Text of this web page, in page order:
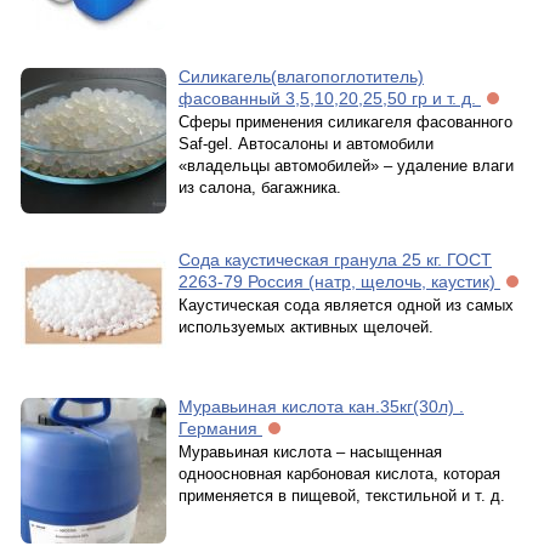
Силикагель(влагопоглотитель)
фасованный 3,5,10,20,25,50 гр и т. д.
Сферы применения силикагеля фасованного
Saf-gel. Автосалоны и автомобили
«владельцы автомобилей» – удаление влаги
из салона, багажника.
Сода каустическая гранула 25 кг. ГОСТ
2263-79 Россия (натр, щелочь, каустик)
Каустическая сода является одной из самых
используемых активных щелочей.
Муравьиная кислота кан.35кг(30л) .
Германия
Муравьиная кислота – насыщенная
одноосновная карбоновая кислота, которая
применяется в пищевой, текстильной и т. д.